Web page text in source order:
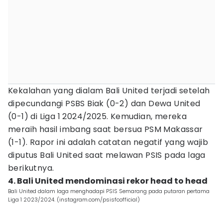
Kekalahan yang dialam Bali United terjadi setelah
dipecundangi PSBS Biak (0-2) dan Dewa United
(0-1) di Liga 1 2024/2025. Kemudian, mereka
meraih hasil imbang saat bersua PSM Makassar
(1-1). Rapor ini adalah catatan negatif yang wajib
diputus Bali United saat melawan PSIS pada laga
berikutnya.
4. Bali United mendominasi rekor head to head
Bali United dalam laga menghadapi PSIS Semarang pada putaran pertama
Liga 1 2023/2024. (instagram.com/psisfcofficial)